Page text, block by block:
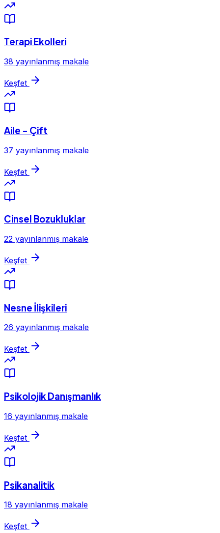
Terapi Ekolleri
38 yayınlanmış makale
Keşfet
Aile - Çift
37 yayınlanmış makale
Keşfet
Cinsel Bozukluklar
22 yayınlanmış makale
Keşfet
Nesne İlişkileri
26 yayınlanmış makale
Keşfet
Psikolojik Danışmanlık
16 yayınlanmış makale
Keşfet
Psikanalitik
18 yayınlanmış makale
Keşfet